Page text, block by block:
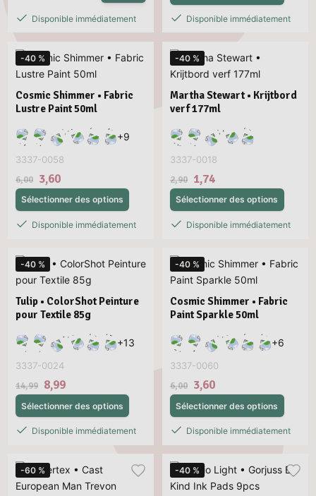
Disponible immédiatement Disponible immédiatement
-40 %
Cosmic Shimmer • Fabric
Lustre Paint 50ml
+9
3337-0058
6,00 3,60
Sélectionner des options
Disponible immédiatement
-40 %
Martha Stewart • Krijtbord
verf 177ml
3337-0018
2,90 1,74
Sélectionner des options
Disponible immédiatement
-40 %
Tulip • ColorShot Peinture
pour Textile 85g
+13
3337-0024
14,99 8,99
Sélectionner des options
Disponible immédiatement
-40 %
Cosmic Shimmer • Fabric
Paint Sparkle 50ml
+6
3337-0060
6,00 3,60
Sélectionner des options
Disponible immédiatement
-60 % -40 %